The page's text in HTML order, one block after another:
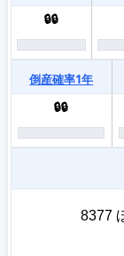
🔒🔒
倒産確率1年
🔒🔒